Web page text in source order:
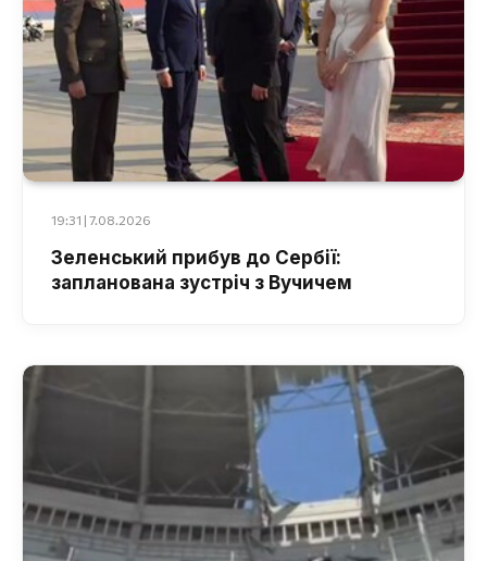
19:31 | 7.08.2026
Зеленський прибув до Сербії:
запланована зустріч з Вучичем